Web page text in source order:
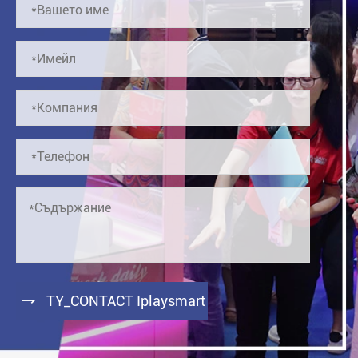
 TY_CONTACT Iplaysmart